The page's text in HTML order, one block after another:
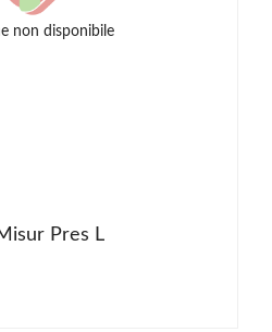
non disponibile
Pres L